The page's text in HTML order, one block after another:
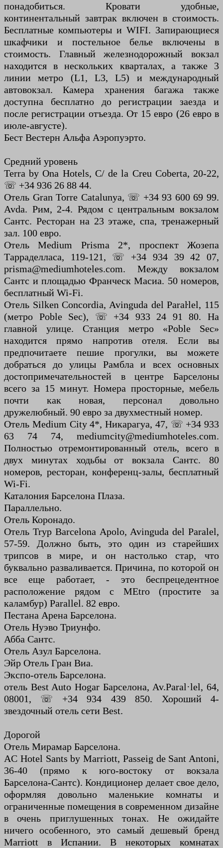
понадобиться. Кровати удобные,
континентальный завтрак включен в стоимость.
Бесплатные компьютеры и WIFI. Запирающиеся
шкафчики и постельное белье включены в
стоимость. Главный железнодорожный вокзал
находится в нескольких кварталах, а также 3
линии метро (L1, L3, L5) и международный
автовокзал. Камера хранения багажа также
доступна бесплатно до регистрации заезда и
после регистрации отъезда. От 15 евро (26 евро в
июле-августе).
Бест Вестерн Альфа Аэропуэрто.
Средний уровень
Terra by Ona Hotels, C/ de la Creu Coberta, 20-22,
☏ +34 936 26 88 44.
Отель Gran Torre Catalunya, ☏ +34 93 600 69 99.
Avda. Рим, 2-4. Рядом с центральным вокзалом
Сантс. Ресторан на 23 этаже, спа, тренажерный
зал. 100 евро.
Отель Medium Prisma 2*, проспект Жозепа
Тарраделласа, 119-121, ☏ +34 934 39 42 07,
prisma@mediumhoteles.com. Между вокзалом
Сантс и площадью Франческ Масиа. 50 номеров,
бесплатный Wi-Fi.
Отель Silken Concordia, Avinguda del Paraŀlel, 115
(метро Poble Sec), ☏ +34 933 24 91 80. На
главной улице. Станция метро «Poble Sec»
находится прямо напротив отеля. Если вы
предпочитаете пешие прогулки, вы можете
добраться до улицы Рамбла и всех основных
достопримечательностей в центре Барселоны
всего за 15 минут. Номера просторные, мебель
почти как новая, персонал довольно
дружелюбный. 90 евро за двухместный номер.
Отель Medium City 4*, Никарагуа, 47, ☏ +34 933
63 74 74, mediumcity@mediumhoteles.com.
Полностью отремонтированный отель, всего в
двух минутах ходьбы от вокзала Сантс. 80
номеров, ресторан, конференц-залы, бесплатный
Wi-Fi.
Каталония Барселона Плаза.
Параллельно.
Отель Коронадо.
Отель Tryp Barcelona Apolo, Avinguda del Paralel,
57-59. Должно быть, это один из старейших
трипсов в мире, и он настолько стар, что
буквально разваливается. Причина, по которой он
все еще работает, - это беспрецедентное
расположение рядом с MEtro (простите за
каламбур) Parallel. 82 евро.
Пестана Арена Барселона.
Отель Нуэво Триунфо.
Абба Сантс.
Отель Азул Барселона.
Эйр Отель Гран Виа.
Экспо-отель Барселона.
отель Best Auto Hogar Барселона, Av.Paral·lel, 64,
08001, ☏ +34 934 439 850. Хороший 4-
звездочный отель сети Best.
Дорогой
Отель Мирамар Барселона.
AC Hotel Sants by Marriott, Passeig de Sant Antoni,
36-40 (прямо к юго-востоку от вокзала
Барселона-Сантс). Кондиционер делает свое дело,
оформляя довольно маленькие комнаты и
ограниченные помещения в современном дизайне
в очень приглушенных тонах. Не ожидайте
ничего особенного, это самый дешевый бренд
Marriott в Испании. В некоторых комнатах